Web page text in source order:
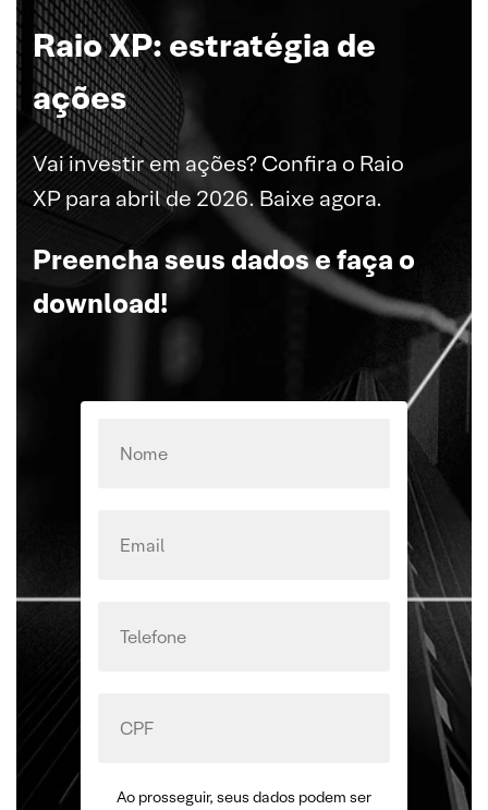
Raio XP: estratégia de
ações
Vai investir em ações? Confira o Raio
XP para abril de 2026. Baixe agora.
Preencha seus dados e faça o
download!
Ao prosseguir, seus dados podem ser